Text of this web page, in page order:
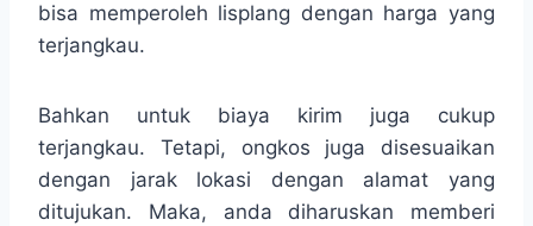
bisa memperoleh lisplang dengan harga yang
terjangkau.
Bahkan untuk biaya kirim juga cukup
terjangkau. Tetapi, ongkos juga disesuaikan
dengan jarak lokasi dengan alamat yang
ditujukan. Maka, anda diharuskan memberi